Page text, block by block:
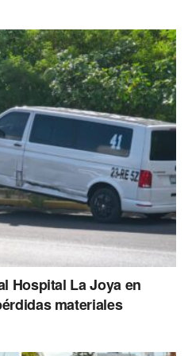
Hospital La Joya en
materiales